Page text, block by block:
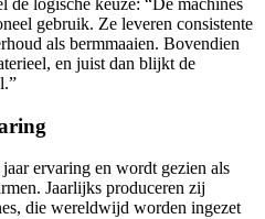
gebruik. Ze leveren consistente
als bermmaaien. Bovendien
en juist dan blijkt de
ervaring en wordt gezien als
Jaarlijks produceren zij
die wereldwijd worden ingezet